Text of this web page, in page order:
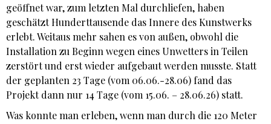
geöffnet war, zum letzten Mal durchliefen, haben
geschätzt Hunderttausende das Innere des Kunstwerks
erlebt. Weitaus mehr sahen es von außen, obwohl die
Installation zu Beginn wegen eines Unwetters in Teilen
zerstört und erst wieder aufgebaut werden musste. Statt
der geplanten 23 Tage (vom 06.06.-28.06) fand das
Projekt dann nur 14 Tage (vom 15.06. – 28.06.26) statt.
Was konnte man erleben, wenn man durch die 120 Meter